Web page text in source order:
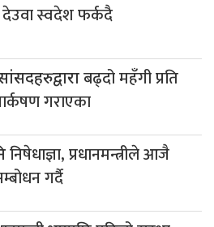
देउवा स्वदेश फर्कदै
बढ्दो महँगी प्रति
गराएका
निषेधाज्ञा, प्रधानमन्त्रीले आजै
गर्दै